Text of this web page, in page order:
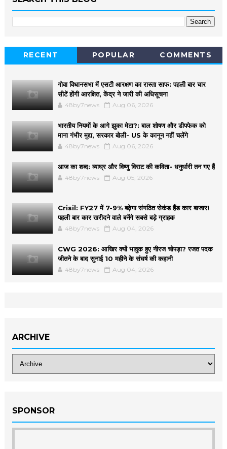
RECENT POPULAR COMMENTS
गोवा विधानसभा में एसटी आरक्षण का रास्ता साफ: पहली बार चार
सीटें होंगी आरक्षित, केंद्र ने जारी की अधिसूचना
48by7news Aug 06, 2026
भारतीय नियमों के आगे झुका मेटा?: बाल शोषण और डीपफेक को
माना गंभीर मुद्दा, सरकार बोली- US के कानून नहीं चलेंगे
48by7news Aug 06, 2026
आज का शब्द: व्याघ्र और विष्णु विराट की कविता- धनुर्धारी तन गए हैं
48by7news Aug 05, 2026
Crisil: FY27 में 7-9% बढ़ेगा संगठित सेकंड हैंड कार बाजार!
पहली बार कार खरीदने वाले बनेंगे सबसे बड़े ग्राहक
48by7news Aug 04, 2026
CWG 2026: आखिर क्यों भावुक हुए नीरज चोपड़ा? रजत पदक
जीतने के बाद सुनाई 10 महीने के संघर्ष की कहानी
48by7news Aug 04, 2026
ARCHIVE
SPONSOR